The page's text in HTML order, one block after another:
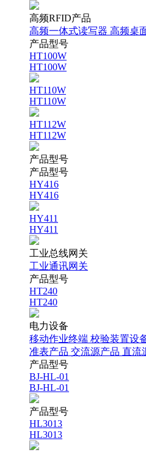
高频RFID产品
高频一体式读写器 高频桌
产品型号
HT100W
HT100W
HT110W
HT110W
HT112W
HT112W
产品型号
产品型号
HY416
HY416
HY411
HY411
工业总线网关
工业通讯网关
产品型号
HT240
HT240
电力设备
移动作业终端 校验装置设
准表产品 交流源产品 直流
产品型号
BJ-HL-01
BJ-HL-01
产品型号
HL3013
HL3013